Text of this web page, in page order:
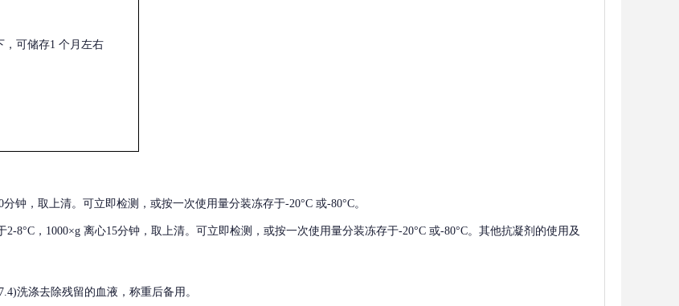
可储存1 个月左右
钟，取上清。可立即检测，或按一次使用量分装冻存于-20°C 或-80°C。
8°C，1000×g 离心15分钟，取上清。可立即检测，或按一次使用量分装冻存于-20°C 或-80°C。其他抗凝剂的使用及
洗涤去除残留的血液，称重后备用。